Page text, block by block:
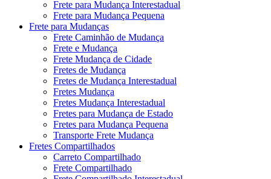
Frete para Mudança Interestadual
Frete para Mudança Pequena
Frete para Mudanças
Frete Caminhão de Mudança
Frete e Mudança
Frete Mudança de Cidade
Fretes de Mudança
Fretes de Mudança Interestadual
Fretes Mudança
Fretes Mudança Interestadual
Fretes para Mudança de Estado
Fretes para Mudança Pequena
Transporte Frete Mudança
Fretes Compartilhados
Carreto Compartilhado
Frete Compartilhado